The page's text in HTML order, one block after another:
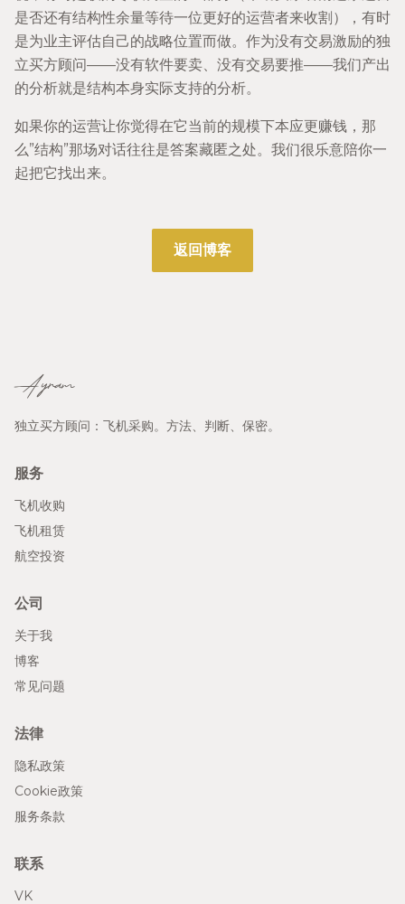
是否还有结构性余量等待一位更好的运营者来收割），有时
是为业主评估自己的战略位置而做。作为没有交易激励的独
立买方顾问——没有软件要卖、没有交易要推——我们产出
的分析就是结构本身实际支持的分析。
如果你的运营让你觉得在它当前的规模下本应更赚钱，那
么”结构”那场对话往往是答案藏匿之处。我们很乐意陪你一
起把它找出来。
返回博客
Ayram
独立买方顾问：飞机采购。方法、判断、保密。
服务
飞机收购
飞机租赁
航空投资
公司
关于我
博客
常见问题
法律
隐私政策
Cookie政策
服务条款
联系
VK